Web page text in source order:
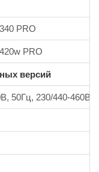
PRO
PRO
версий
50Гц, 230/440-